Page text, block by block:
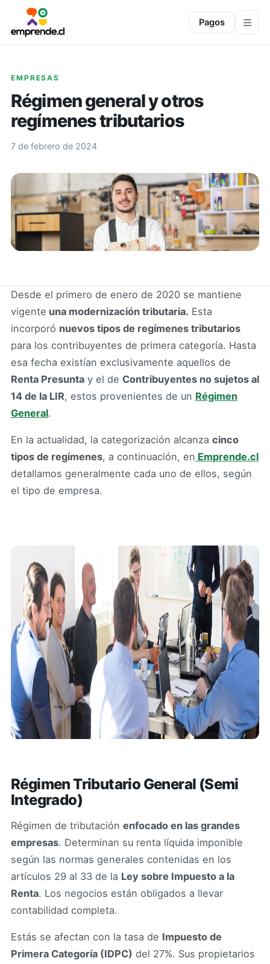
Pagos
EMPRESAS
Régimen general y otros
regímenes tributarios
7 de febrero de 2024
Desde el primero de enero de 2020 se mantiene
vigente una modernización tributaria. Esta
incorporó nuevos tipos de regímenes tributarios
para los contribuyentes de primera categoría. Hasta
esa fecha existían exclusivamente aquellos de
Renta Presunta y el de Contribuyentes no sujetos al
14 de la LIR, estos provenientes de un Régimen
General.
En la actualidad, la categorización alcanza cinco
tipos de regímenes, a continuación, en Emprende.cl
detallamos generalmente cada uno de ellos, según
el tipo de empresa.
Régimen Tributario General (Semi
Integrado)
Régimen de tributación enfocado en las grandes
empresas. Determinan su renta líquida imponible
según las normas generales contenidas en los
artículos 29 al 33 de la Ley sobre Impuesto a la
Renta. Los negocios están obligados a llevar
contabilidad completa.
Estás se afectan con la tasa de Impuesto de
Primera Categoría (IDPC) del 27%. Sus propietarios